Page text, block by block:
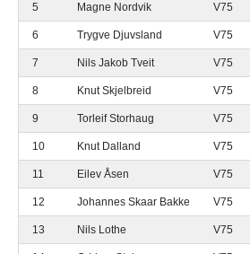
5 Magne Nordvik V75
6 Trygve Djuvsland V75
7 Nils Jakob Tveit V75
8 Knut Skjelbreid V75
9 Torleif Storhaug V75
10 Knut Dalland V75
11 Eilev Åsen V75
12 Johannes Skaar Bakke V75
13 Nils Lothe V75